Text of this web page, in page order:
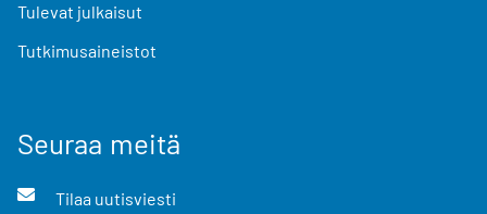
Tulevat julkaisut
Tutkimusaineistot
Seuraa meitä
Tilaa uutisviesti